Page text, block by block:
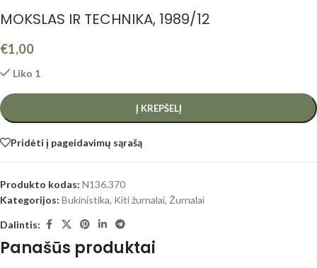
MOKSLAS IR TECHNIKA, 1989/12
€1,00
Liko 1
Į KREPŠELĮ
Pridėti į pageidavimų sąrašą
Produkto kodas: N136.370
Kategorijos: Bukinistika, Kiti žurnalai, Žurnalai
Dalintis:
Panašūs produktai